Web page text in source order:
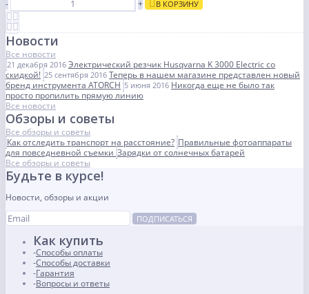
-
+ В КОРЗИНУ
Новости
Все новости
21 декабря 2016 Электрический резчик Husqvarna K 3000 Electric со
скидкой! 25 сентября 2016 Теперь в нашем магазине представлен новый
бренд инструмента ATORCH 5 июня 2016 Никогда еще не было так
просто пропилить прямую линию
Все новости
Обзоры и советы
Все обзоры и советы
Как отследить транспорт на расстояние? Правильные фотоаппараты
для повседневной съемки Зарядки от солнечных батарей
Все обзоры и советы
Будьте в курсе!
Новости, обзоры и акции
ПОДПИСАТЬСЯ
Как купить
Способы оплаты
Способы доставки
Гарантия
Вопросы и ответы